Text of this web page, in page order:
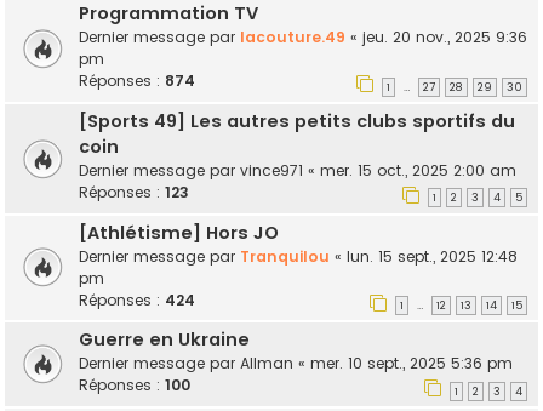
Programmation TV
Dernier message par lacouture.49 « jeu. 20 nov., 2025 9:36
pm
Réponses : 874 1 … 27 28 29 30
[Sports 49] Les autres petits clubs sportifs du
coin
Dernier message par vince971 « mer. 15 oct., 2025 2:00 am
Réponses : 123 1 2 3 4 5
[Athlétisme] Hors JO
Dernier message par Tranquilou « lun. 15 sept., 2025 12:48
pm
Réponses : 424 1 … 12 13 14 15
Guerre en Ukraine
Dernier message par Allman « mer. 10 sept., 2025 5:36 pm
Réponses : 100 1 2 3 4